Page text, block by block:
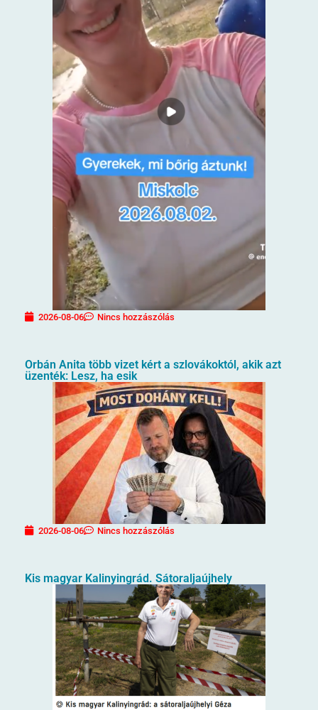
2026-08-06 Nincs hozzászólás
Orbán Anita több vizet kért a szlovákoktól, akik azt
üzenték: Lesz, ha esik
2026-08-06 Nincs hozzászólás
Kis magyar Kalinyingrád. Sátoraljaújhely